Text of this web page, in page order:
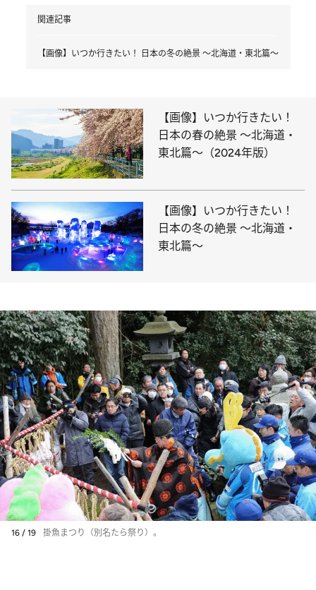
関連記事
【画像】いつか行きたい！ 日本の冬の絶景 ～北海道・東北篇～
【画像】いつか行きたい！
日本の春の絶景 ～北海道・
東北篇～（2024年版）
【画像】いつか行きたい！
日本の冬の絶景 ～北海道・
東北篇～
16 / 19 掛魚まつり（別名たら祭り）。